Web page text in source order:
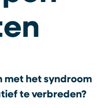
met het syndroom
te verbreden?